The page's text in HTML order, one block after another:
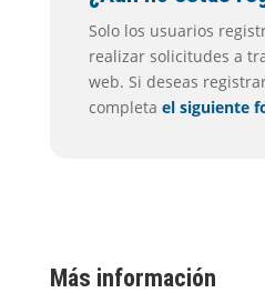
Solo los usuarios
realizar solicitudes a
web. Si deseas
completa el siguiente
Más información